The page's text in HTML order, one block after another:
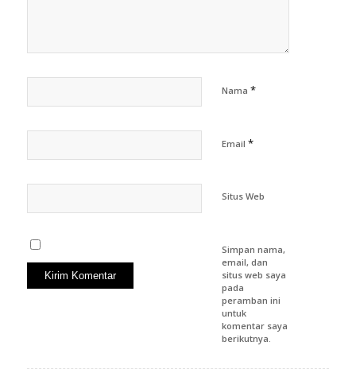
Nama *
Email *
Situs Web
Simpan nama,
email, dan
situs web saya
pada
peramban ini
untuk
komentar saya
berikutnya.